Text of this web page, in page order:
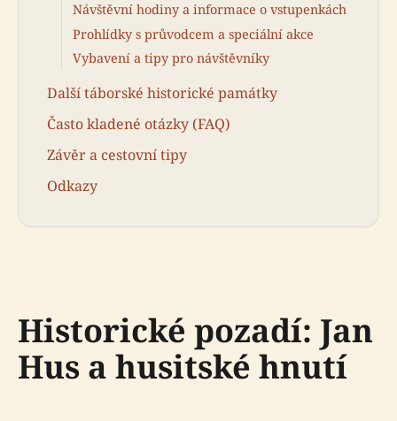
Návštěvní hodiny a informace o vstupenkách
Prohlídky s průvodcem a speciální akce
Vybavení a tipy pro návštěvníky
Další táborské historické památky
Často kladené otázky (FAQ)
Závěr a cestovní tipy
Odkazy
Historické pozadí: Jan
Hus a husitské hnutí